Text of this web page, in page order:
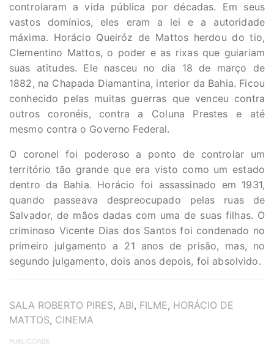
controlaram a vida pública por décadas. Em seus
vastos domínios, eles eram a lei e a autoridade
máxima. Horácio Queiróz de Mattos herdou do tio,
Clementino Mattos, o poder e as rixas que guiariam
suas atitudes. Ele nasceu no dia 18 de março de
1882, na Chapada Diamantina, interior da Bahia. Ficou
conhecido pelas muitas guerras que venceu contra
outros coronéis, contra a Coluna Prestes e até
mesmo contra o Governo Federal.
O coronel foi poderoso a ponto de controlar um
território tão grande que era visto como um estado
dentro da Bahia. Horácio foi assassinado em 1931,
quando passeava despreocupado pelas ruas de
Salvador, de mãos dadas com uma de suas filhas. O
criminoso Vicente Dias dos Santos foi condenado no
primeiro julgamento a 21 anos de prisão, mas, no
segundo julgamento, dois anos depois, foi absolvido.
TAGS
SALA ROBERTO PIRES, ABI, FILME, HORÁCIO DE
MATTOS, CINEMA
PUBLICIDADE